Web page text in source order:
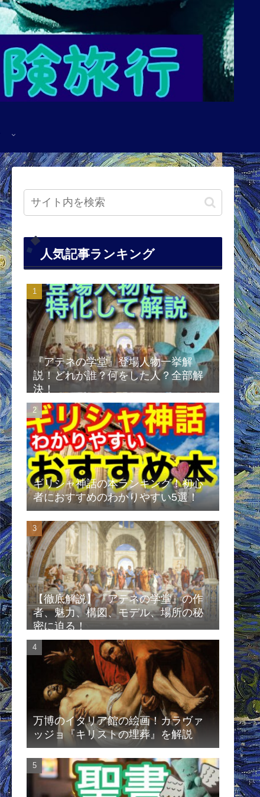
人気記事ランキング
『アテネの学堂』登場人物一挙解
説！どれが誰？何をした人？全部解
決！
ギリシャ神話の本ランキング！初心
者におすすめのわかりやすい5選！
【徹底解説】『アテネの学堂』の作
者、魅力、構図、モデル、場所の秘
密に迫る！
万博のイタリア館の絵画！カラヴァ
ッジョ『キリストの埋葬』を解説